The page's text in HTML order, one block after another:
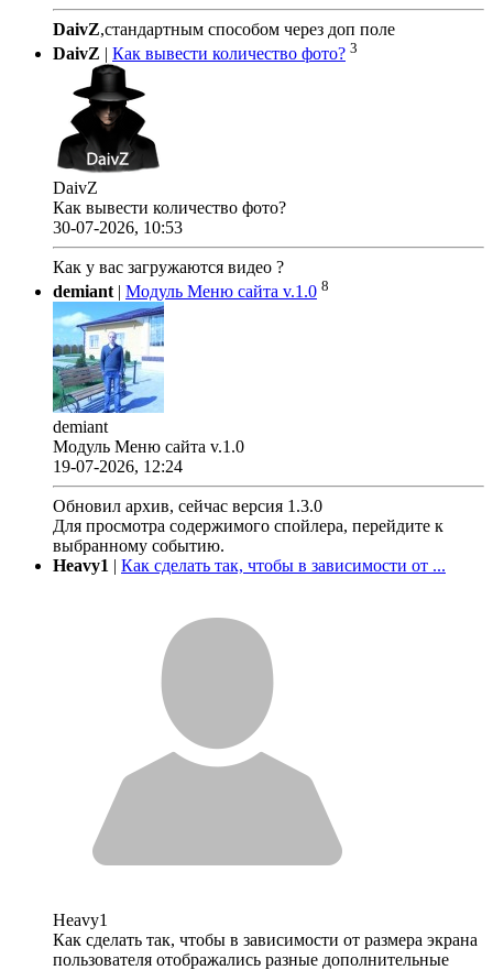
DaivZ,стандартным способом через доп поле
DaivZ | Как вывести количество фото? 3
DaivZ
Как вывести количество фото?
30-07-2026, 10:53
Как у вас загружаются видео ?
demiant| Модуль Меню сайта v.1.0 8
demiant
Модуль Меню сайта v.1.0
19-07-2026, 12:24
Обновил архив, сейчас версия 1.3.0
Для просмотра содержимого спойлера, перейдите к
выбранному событию.
Heavy1
Как сделать так, чтобы в зависимости от ...
Heavy1
Как сделать так, чтобы в зависимости от размера экрана
пользователя отображались разные дополнительные